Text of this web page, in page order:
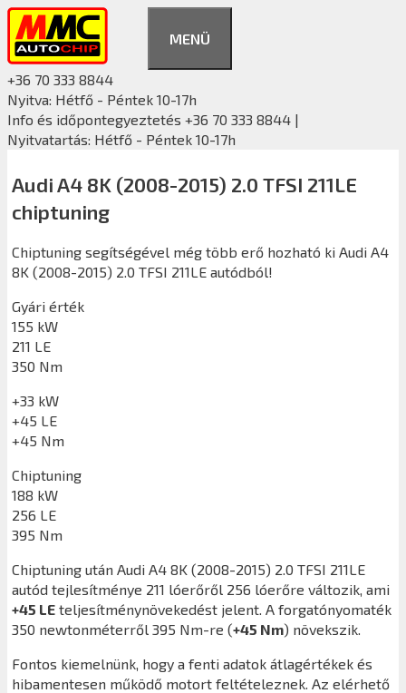
Kilépés
tartalomba
MENÜ
+36 70 333 8844
Nyitva: Hétfő - Péntek 10-17h
Info és időpontegyeztetés +36 70 333 8844 |
Nyitvatartás: Hétfő - Péntek 10-17h
Audi A4 8K (2008-2015) 2.0 TFSI 211LE
chiptuning
Chiptuning segítségével még több erő hozható ki Audi A4
8K (2008-2015) 2.0 TFSI 211LE autódból!
Gyári érték
155 kW
211 LE
350 Nm
+33 kW
+45 LE
+45 Nm
Chiptuning
188 kW
256 LE
395 Nm
Chiptuning után Audi A4 8K (2008-2015) 2.0 TFSI 211LE
autód tejlesítménye 211 lóerőről 256 lóerőre változik, ami
+45 LE teljesítménynövekedést jelent. A forgatónyomaték
350 newtonméterről 395 Nm-re (+45 Nm) növekszik.
Fontos kiemelnünk, hogy a fenti adatok átlagértékek és
hibamentesen működő motort feltételeznek. Az elérhető